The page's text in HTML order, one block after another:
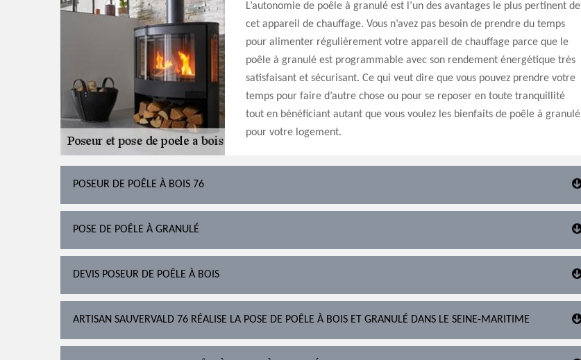
L’autonomie de poêle à granulé est l’un des avantages le plus pertinent de
cet appareil de chauffage. Vous n’avez pas besoin de prendre du temps
pour alimenter régulièrement votre appareil de chauffage parce que le
poêle à granulé est programmable avec son rendement énergétique très
satisfaisant et sécurisant. Ce qui veut dire que vous pouvez prendre votre
temps pour faire d’autre chose ou pour se reposer en toute tranquillité
tout en bénéficiant autant que vous voulez les bienfaits de poêle à granulé
pour votre logement.
POSEUR DE POÊLE À BOIS 76
POSE DE POÊLE À GRANULÉ
DEVIS POSEUR DE POÊLE À BOIS
ARTISAN SAUVERVALD 76 RÉALISE LA POSE DE POÊLE À BOIS ET GRANULÉ DANS LE SEINE-MARITIME